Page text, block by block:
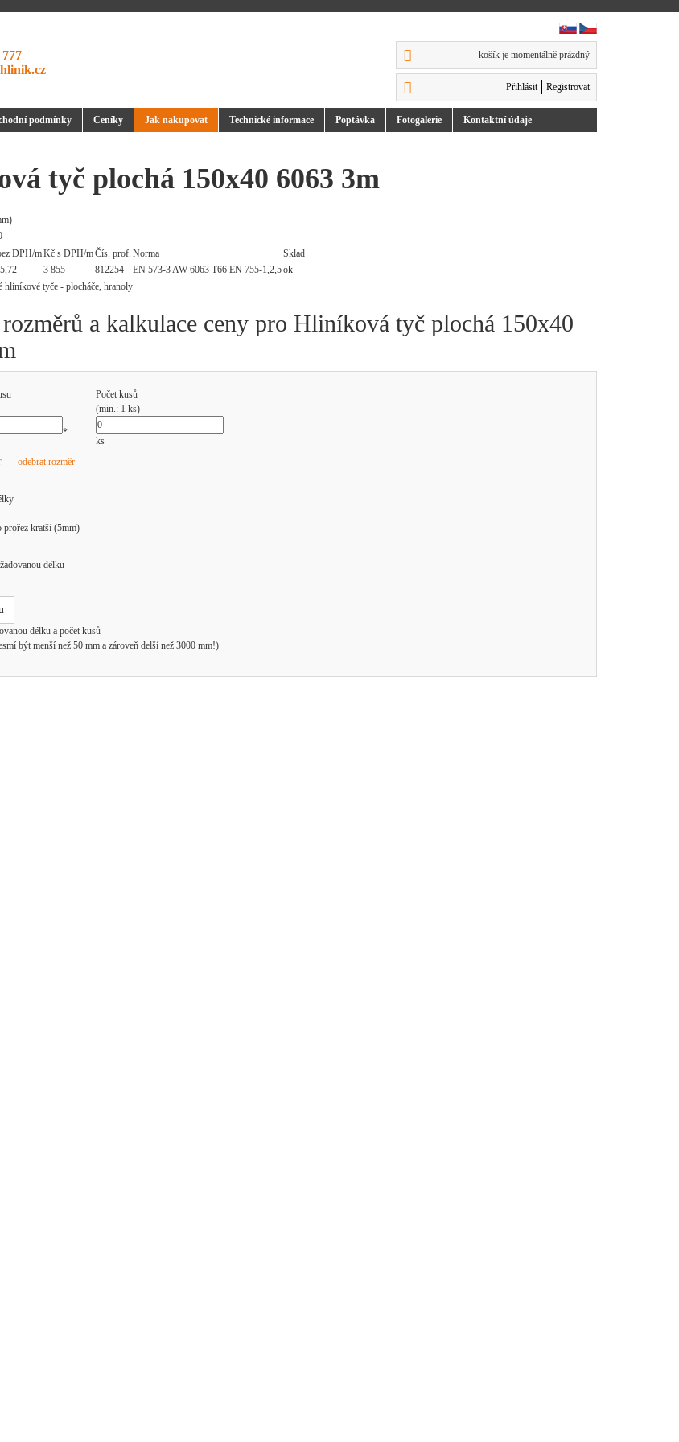
777
košík je momentálně prázdný
Přihlásit Registrovat
podmínky Ceníky Jak nakupovat Technické informace Poptávka Fotogalerie Kontaktní údaje
tyč plochá 150x40 6063 3m
DPH/mKč s DPH/mČís. prof. Norma
Sklad
3 855 812254 EN 573-3 AW 6063 T66 EN 755-1,2,5ok
a kalkulace ceny pro Hliníková tyč plochá 150x40
Počet kusů
(min.: 1 ks)
*
ks
- odebrat rozměr
prořez kratší (5mm)
délku
délku a počet kusů
být menší než 50 mm a zároveň delší než 3000 mm!)